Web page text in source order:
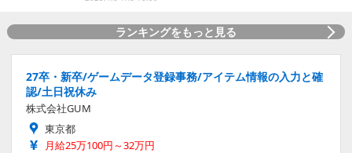
ランキングをもっと見る
27卒・新卒/ゲームデータ登録事務/アイテム情報の入力と確
認/土日祝休み
株式会社GUM
東京都
月給25万100円～32万円